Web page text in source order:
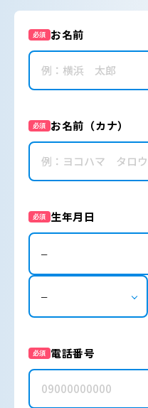
必須 お名前
必須 お名前（カナ）
必須 生年月日
必須 電話番号